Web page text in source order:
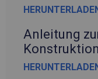
Anleitung
Konstruktion